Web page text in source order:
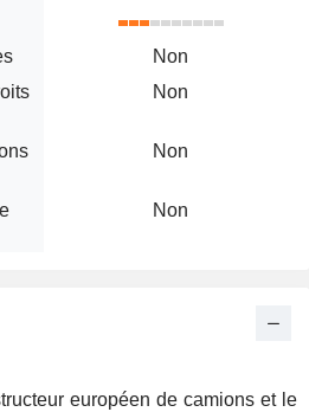
Non
Non
Non
Non
européen de camions et le